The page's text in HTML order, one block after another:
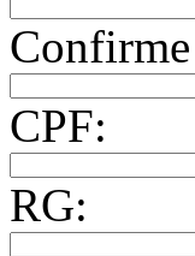
CPF:
RG: